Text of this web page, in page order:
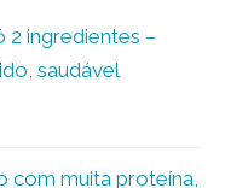
2 ingredientes –
saudável
com muita proteína,